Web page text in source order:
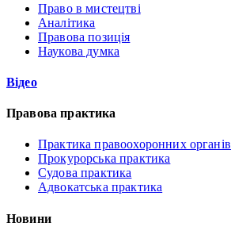
Право в мистецтві
Аналітика
Правова позиція
Наукова думка
Відео
Правова практика
Практика правоохоронних органів
Прокурорська практика
Судова практика
Адвокатська практика
Новини